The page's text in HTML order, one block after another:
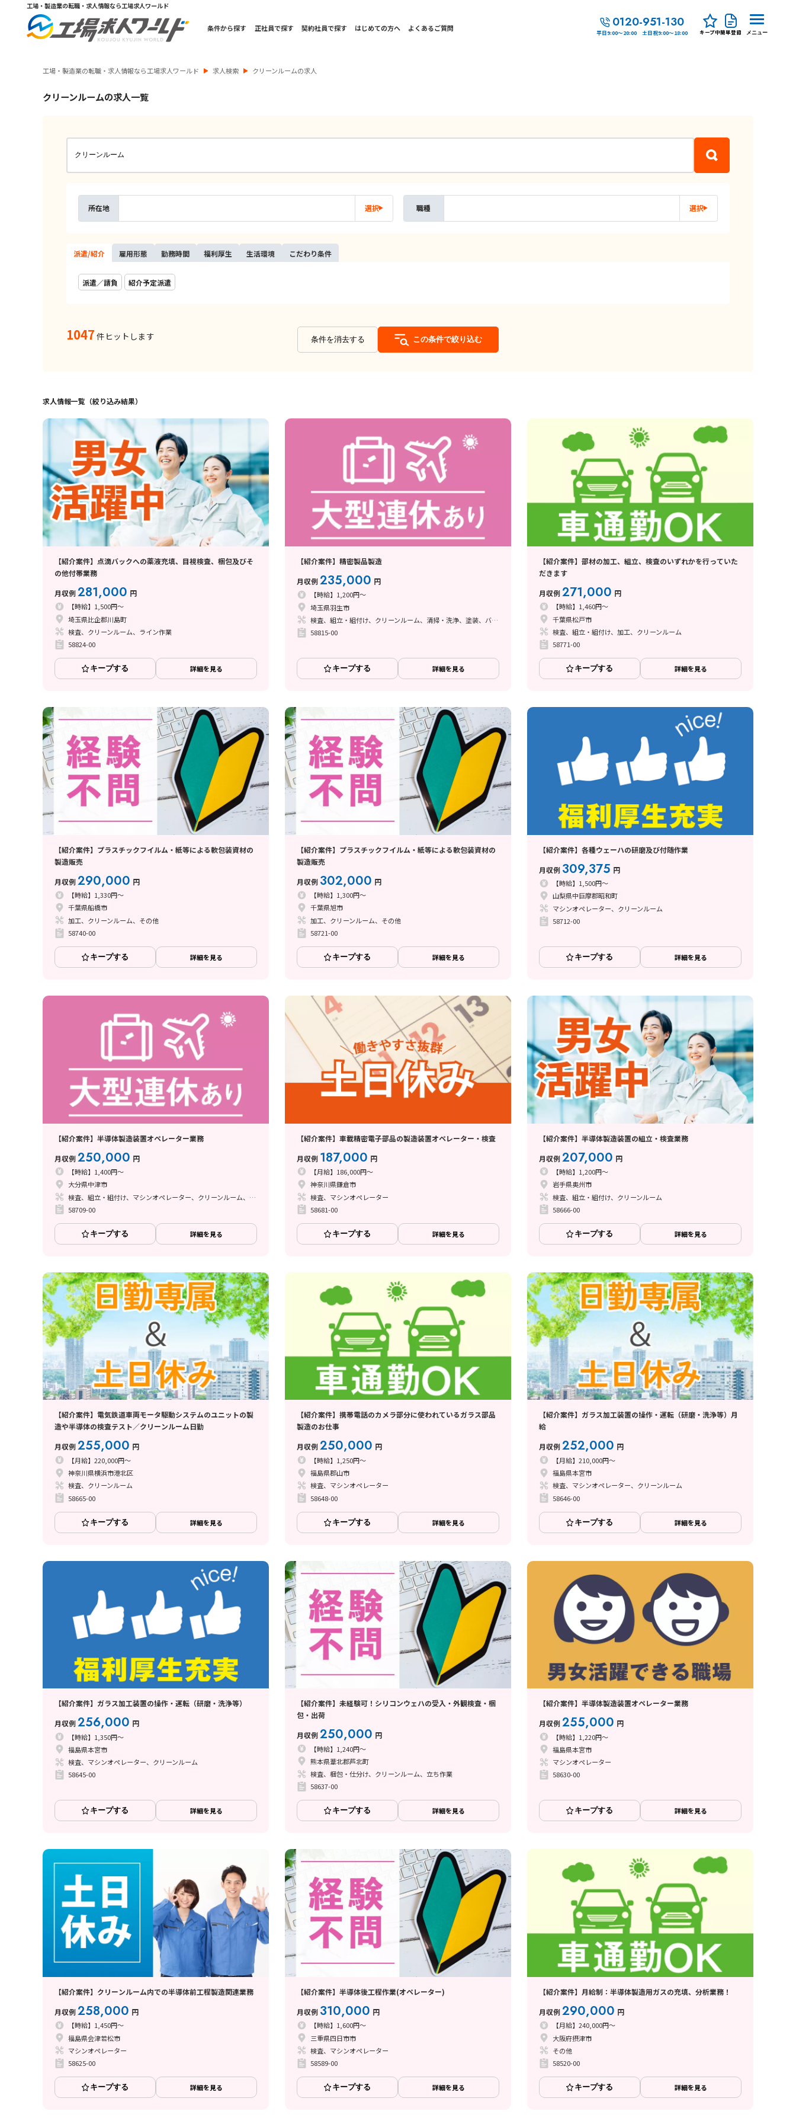
工場・製造業の転職・求人情報なら工場求人ワールド
条件から探す 正社員で探す 契約社員で探す はじめての方へ よくあるご質問 0120-951-130
平日9:00～20:00 土日祝9:00～18:00 キープ中簡単登録 メニュー
工場・製造業の転職・求人情報なら工場求人ワールド 求人検索 クリーンルームの求人
クリーンルームの求人一覧
所在地 選択 職種 選択
派遣/紹介 雇用形態 勤務時間 福利厚生 生活環境 こだわり条件
派遣／請負 紹介予定派遣
1047 件ヒットします 条件を消去する この条件で絞り込む
求人情報一覧（絞り込み結果）
【紹介案件】点滴バックへの薬液充填、目視検査、梱包及びそ
の他付帯業務
月収例281,000 円
【時給】1,500円～
埼玉県比企郡川島町
検査、クリーンルーム、ライン作業
58824-00
キープする 詳細を見る
【紹介案件】精密製品製造
月収例235,000 円
【時給】1,200円～
埼玉県羽生市
検査、組立・組付け、クリーンルーム、清掃・洗浄、塗装、バリ取り、その他
58815-00
キープする 詳細を見る
【紹介案件】部材の加工、組立、検査のいずれかを行っていた
だきます
月収例271,000 円
【時給】1,460円～
千葉県松戸市
検査、組立・組付け、加工、クリーンルーム
58771-00
キープする 詳細を見る
【紹介案件】プラスチックフイルム・紙等による軟包装資材の
製造販売
月収例290,000 円
【時給】1,330円～
千葉県船橋市
加工、クリーンルーム、その他
58740-00
キープする 詳細を見る
【紹介案件】プラスチックフイルム・紙等による軟包装資材の
製造販売
月収例 302,000 円
【時給】1,300円～
千葉県旭市
加工、クリーンルーム、その他
58721-00
キープする 詳細を見る
【紹介案件】各種ウェーハの研磨及び付随作業
月収例 309,375 円
【時給】1,500円～
山梨県中巨摩郡昭和町
マシンオペレーター、クリーンルーム
58712-00
キープする 詳細を見る
【紹介案件】半導体製造装置オペレーター業務
月収例250,000 円
【時給】1,400円～
大分県中津市
検査、組立・組付け、マシンオペレーター、クリーンルーム、その他
58709-00
キープする 詳細を見る
【紹介案件】車載精密電子部品の製造装置オペレーター・検査
月収例 187,000 円
【月給】186,000円～
神奈川県鎌倉市
検査、マシンオペレーター
58681-00
キープする 詳細を見る
【紹介案件】半導体製造装置の組立・検査業務
月収例207,000 円
【時給】1,200円～
岩手県奥州市
検査、組立・組付け、クリーンルーム
58666-00
キープする 詳細を見る
【紹介案件】電気鉄道車両モータ駆動システムのユニットの製
造や半導体の検査テスト／クリーンルーム日勤
月収例255,000 円
【月給】220,000円～
神奈川県横浜市港北区
検査、クリーンルーム
58665-00
キープする 詳細を見る
【紹介案件】携帯電話のカメラ部分に使われているガラス部品
製造のお仕事
月収例250,000 円
【時給】1,250円～
福島県郡山市
検査、マシンオペレーター
58648-00
キープする 詳細を見る
【紹介案件】ガラス加工装置の操作・運転（研磨・洗浄等）月
給
月収例252,000 円
【月給】210,000円～
福島県本宮市
検査、マシンオペレーター、クリーンルーム
58646-00
キープする 詳細を見る
【紹介案件】ガラス加工装置の操作・運転（研磨・洗浄等）
月収例256,000 円
【時給】1,350円～
福島県本宮市
検査、マシンオペレーター、クリーンルーム
58645-00
キープする 詳細を見る
【紹介案件】未経験可！シリコンウェハの受入・外観検査・梱
包・出荷
月収例250,000 円
【時給】1,240円～
熊本県葦北郡芦北町
検査、梱包・仕分け、クリーンルーム、立ち作業
58637-00
キープする 詳細を見る
【紹介案件】半導体製造装置オペレーター業務
月収例255,000 円
【時給】1,220円～
福島県本宮市
マシンオペレーター
58630-00
キープする 詳細を見る
【紹介案件】クリーンルーム内での半導体前工程製造関連業務
月収例258,000 円
【時給】1,450円～
福島県会津若松市
マシンオペレーター
58625-00
キープする 詳細を見る
【紹介案件】半導体後工程作業(オペレーター)
月収例 310,000 円
【時給】1,600円～
三重県四日市市
検査、マシンオペレーター
58589-00
キープする 詳細を見る
【紹介案件】月給制：半導体製造用ガスの充填、分析業務！
月収例290,000 円
【月給】240,000円～
大阪府摂津市
その他
58520-00
キープする 詳細を見る